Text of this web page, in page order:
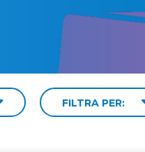
FILTRA PER: